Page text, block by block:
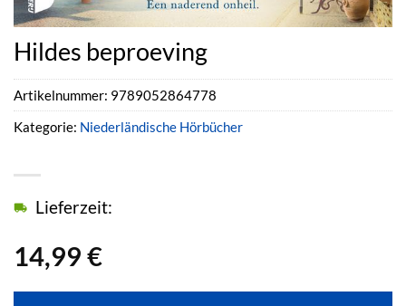
Hildes beproeving
14,99 €
Lieferzeit:
Artikelnummer: 9789052864778
Kategorie: Niederländische Hörbücher